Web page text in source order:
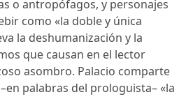
o antropófagos, y personajes
como «la doble y única
la deshumanización y la
que causan en el lector
asombro. Palacio comparte
palabras del prologuista– «la